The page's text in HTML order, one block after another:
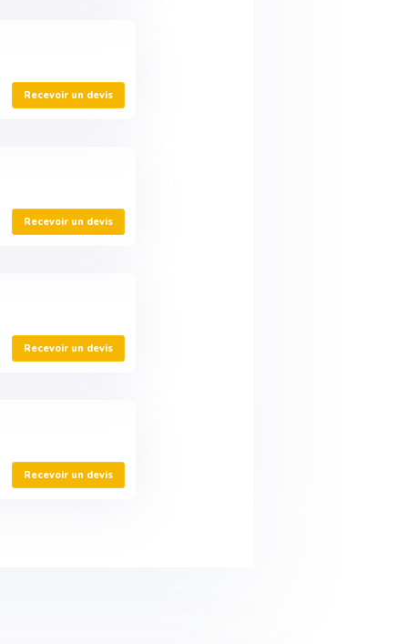
Recevoir un devis
Recevoir un devis
Recevoir un devis
Recevoir un devis